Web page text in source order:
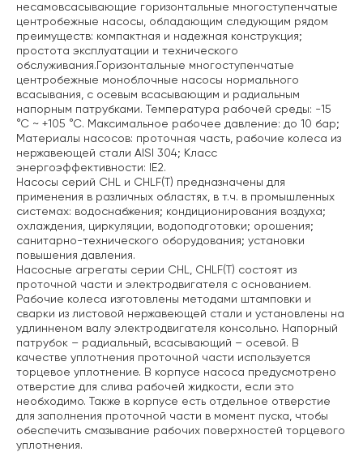
несамовсасывающие горизонтальные многоступенчатые
центробежные насосы, обладающим следующим рядом
преимуществ: компактная и надежная конструкция;
простота эксплуатации и технического
обслуживания.Горизонтальные многоступенчатые
центробежные моноблочные насосы нормального
всасывания, с осевым всасывающим и радиальным
напорным патрубками. Температура рабочей среды: -15
°С ~ +105 °С. Максимальное рабочее давление: до 10 бар;
Материалы насосов: проточная часть, рабочие колеса из
нержавеющей стали AISI 304; Класс
энергоэффективности: IE2.
Насосы серий CHL и CHLF(T) предназначены для
применения в различных областях, в т.ч. в промышленных
системах: водоснабжения; кондиционирования воздуха;
охлаждения, циркуляции, водоподготовки; орошения;
санитарно-технического оборудования; установки
повышения давления.
Насосные агрегаты серии CHL, CHLF(T) состоят из
проточной части и электродвигателя с основанием.
Рабочие колеса изготовлены методами штамповки и
сварки из листовой нержавеющей стали и установлены на
удлинненом валу электродвигателя консольно. Напорный
патрубок – радиальный, всасывающий – осевой. В
качестве уплотнения проточной части используется
торцевое уплотнение. В корпусе насоса предусмотрено
отверстие для слива рабочей жидкости, если это
необходимо. Также в корпусе есть отдельное отверстие
для заполнения проточной части в момент пуска, чтобы
обеспечить смазывание рабочих поверхностей торцевого
уплотнения.